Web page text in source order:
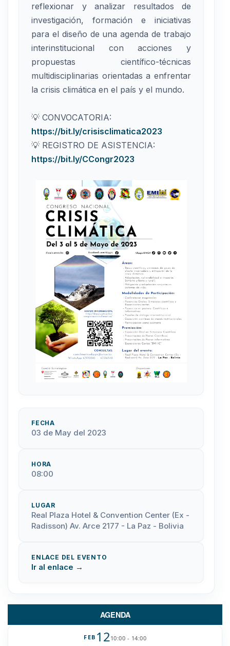
reflexionar y analizar resultados de
investigación, formación e iniciativas
para el diseño de una agenda de trabajo
interinstitucional con acciones y
propuestas científico-técnicas
multidisciplinarias orientadas a enfrentar
la crisis climática en el país y el mundo.
💡 CONVOCATORIA:
https://bit.ly/crisisclimatica2023
💡 REGISTRO DE ASISTENCIA:
https://bit.ly/CCongr2023
FECHA
03 de May del 2023
HORA
08:00
LUGAR
Real Plaza Hotel & Convention Center (Ex -
Radisson) Av. Arce 2177 - La Paz - Bolivia
ENLACE DEL EVENTO
Ir al enlace →
AGENDA
FEB 1210:00 - 14:00